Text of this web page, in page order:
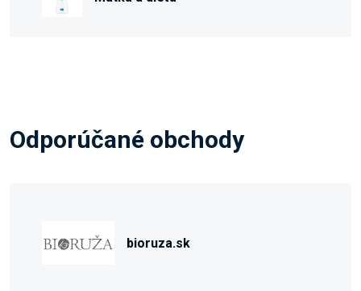
Odporúčané obchody
bioruza.sk